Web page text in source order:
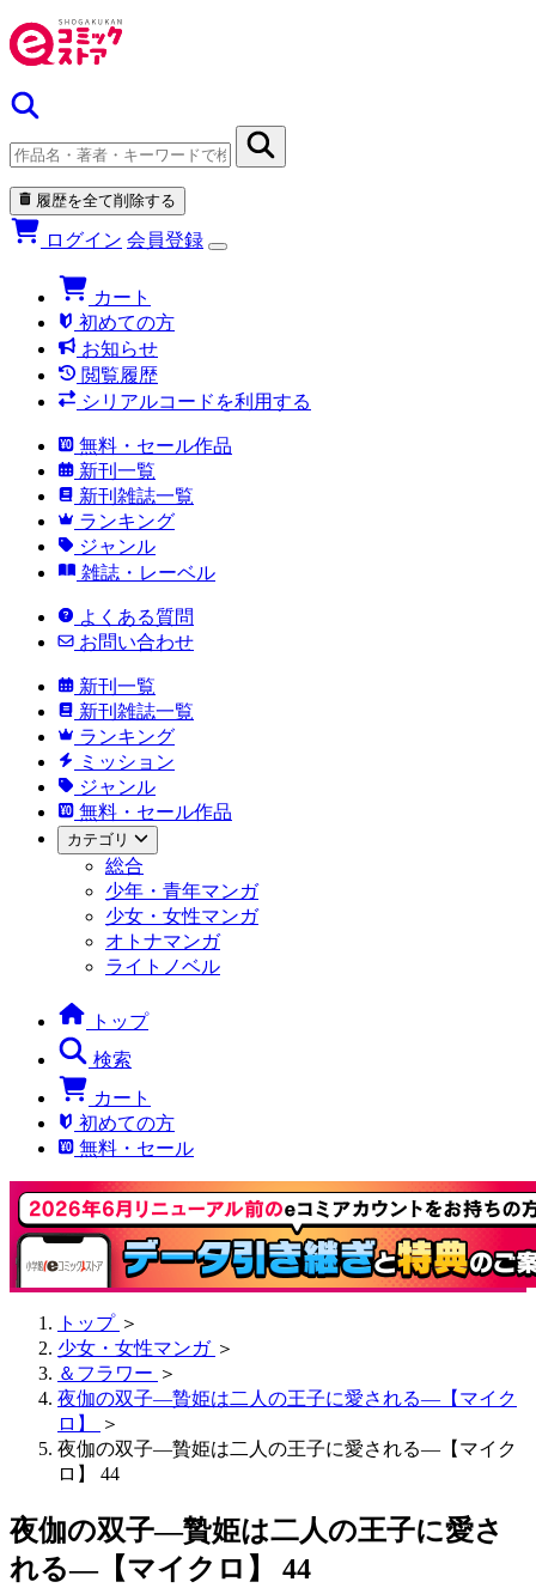
履歴を全て削除する
ログイン 会員登録
カート
初めての方
お知らせ
閲覧履歴
シリアルコードを利用する
無料・セール作品
新刊一覧
新刊雑誌一覧
ランキング
ジャンル
雑誌・レーベル
よくある質問
お問い合わせ
新刊一覧
新刊雑誌一覧
ランキング
ミッション
ジャンル
無料・セール作品
カテゴリ
総合
少年・青年マンガ
少女・女性マンガ
オトナマンガ
ライトノベル
トップ
検索
カート
初めての方
無料・セール
トップ ＞
少女・女性マンガ ＞
＆フラワー ＞
夜伽の双子―贄姫は二人の王子に愛される―【マイク
ロ】
＞
夜伽の双子―贄姫は二人の王子に愛される―【マイク
ロ】 44
夜伽の双子―贄姫は二人の王子に愛さ
れる―【マイクロ】 44